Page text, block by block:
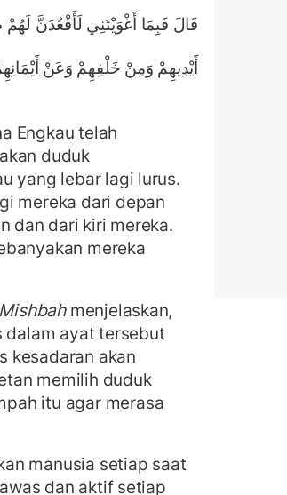
قَالَ فَبِمَا أَغْوَيْتَنِي لَأَقْعُدَنَّ
أَيْدِيهِمْ وَمِنْ خَلْفِهِمْ وَعَنْ
Engkau telah
duduk
yang lebar lagi lurus.
mereka dari depan
dan dari kiri mereka.
mereka
menjelaskan,
dalam ayat tersebut
kesadaran akan
memilih duduk
itu agar merasa
manusia setiap saat
dan aktif setiap